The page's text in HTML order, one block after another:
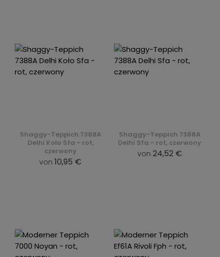
Shaggy-Teppich 7388A
Delhi Koło Sfa - rot,
czerwony
von 10,95 €
Shaggy-Teppich 7388A
Delhi Sfa - rot, czerwony
von 24,52 €